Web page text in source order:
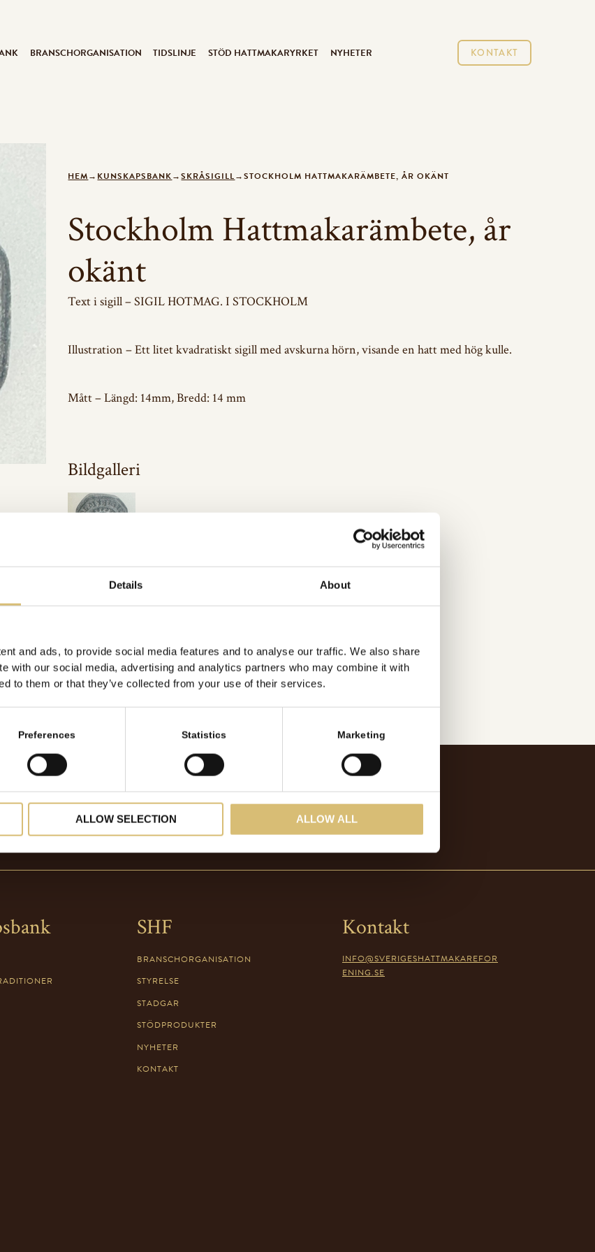
Details About
and ads, to provide social media features and to analyse our traffic. We also share
with our social media, advertising and analytics partners who may combine it with
to them or that they’ve collected from your use of their services.
Preferences Statistics Marketing
ALLOW SELECTION ALLOW ALL
BRANSCHORGANISATION TIDSLINJE STÖD HATTMAKARYRKET NYHETER KONTAKT
HEM→ KUNSKAPSBANK→SKRÅSIGILL→STOCKHOLM HATTMAKARÄMBETE, ÅR OKÄNT
Stockholm Hattmakarämbete, år
okänt
Text i sigill – SIGIL HOTMAG. I STOCKHOLM
Illustration – Ett litet kvadratiskt sigill med avskurna hörn, visande en hatt med hög kulle.
Mått – Längd: 14mm, Bredd: 14 mm
Bildgalleri
GÅ TILLBAKA
SHF
BRANSCHORGANISATION
STYRELSE
STADGAR
STÖDPRODUKTER
NYHETER
KONTAKT
Kontakt
INFO@SVERIGESHATTMAKAREFOR
ENING.SE